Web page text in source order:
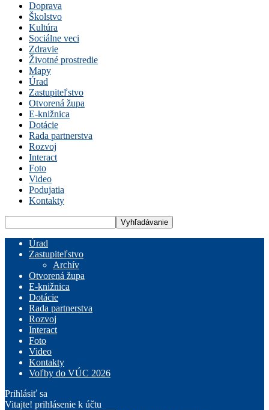
Doprava
Školstvo
Kultúra
Sociálne veci
Zdravie
Životné prostredie
Mapy
Úrad
Zastupiteľstvo
Otvorená župa
E-knižnica
Dotácie
Rada partnerstva
Rozvoj
Interact
Foto
Video
Podujatia
Kontakty
Úrad
Zastupiteľstvo
Archív
Otvorená župa
E-knižnica
Dotácie
Rada partnerstva
Rozvoj
Interact
Foto
Video
Kontakty
Voľby do VÚC 2026
Prihlásiť sa
Vitajte! prihlásenie k účtu